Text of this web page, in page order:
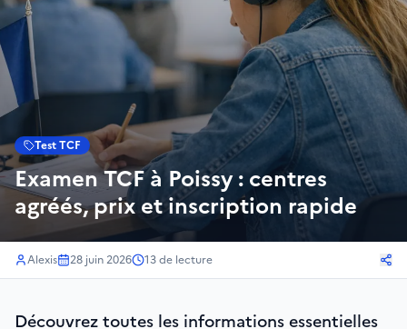
Test TCF
Examen TCF à Poissy : centres
agréés, prix et inscription rapide
Alexis 28 juin 2026 13de lecture
Découvrez toutes les informations essentielles